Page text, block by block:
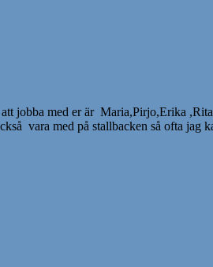
jobba med er är Maria,Pirjo,Erika
vara med på stallbacken så ofta jag